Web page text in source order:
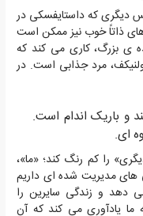
دیگری که داستایفسکی در
ذاتاً خوب نیز ممکن است
ی بزرگ، کاری می کند که
مرد جذابی است. در
و باریک اندام است.
ای.
را کم رنگ کند؛ «ما»،
های مدیریت شده ای داریم
دهد و زندگی سایرین را
ما یادآوری می کند که آن